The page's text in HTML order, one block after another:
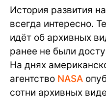
История развития
всегда интересно.
идёт об архивных
ранее не были
На днях
агентство NASA
сотни архивных